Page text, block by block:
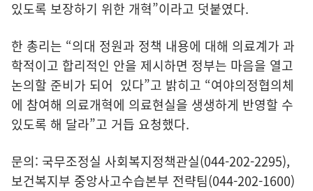
있도록 보장하기 위한 개혁”이라고 덧붙였다.
한 총리는 “의대 정원과 정책 내용에 대해 의료계가 과
학적이고 합리적인 안을 제시하면 정부는 마음을 열고
논의할 준비가 되어 있다”고 밝히고 “여야의정협의체
에 참여해 의료개혁에 의료현실을 생생하게 반영할 수
있도록 해 달라”고 거듭 요청했다.
문의: 국무조정실 사회복지정책관실(044-202-2295),
보건복지부 중앙사고수습본부 전략팀(044-202-1600)